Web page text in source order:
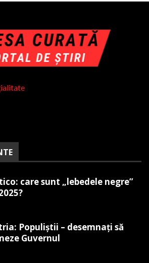
care sunt „lebedele negre”
Populiștii – desemnați să
Guvernul